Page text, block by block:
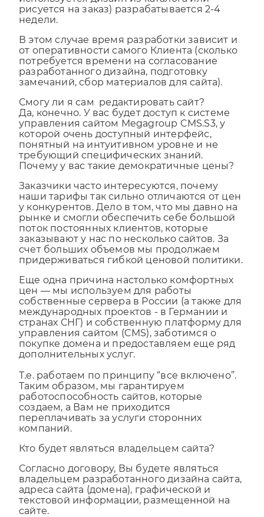
используется дизайн из каталога или
рисуется на заказ) разрабатывается 2-4
В этом случае время разработки зависит и
от оперативности самого Клиента (сколько
потребуется времени на согласование
разработанного дизайна, подготовку
Смогу ли я сам редактировать сайт?
Да, конечно. У вас будет доступ к системе
управления сайтом Megagroup CMS.S3, у
которой очень доступный интерфейс,
понятный на интуитивном уровне и не
требующий специфических знаний.
Заказчики часто интересуются, почему
наши тарифы так сильно отличаются от цен
у конкурентов. Дело в том, что мы давно на
рынке и смогли обеспечить себе большой
поток постоянных клиентов, которые
заказывают у нас по несколько сайтов. За
счет больших объемов мы продолжаем
Еще одна причина настолько комфортных
цен — мы используем для работы
собственные сервера в России (а также для
международных проектов - в Германии и
странах СНГ) и собственную платформу для
управления сайтом (CMS), заботимся о
покупке домена и предоставляем еще ряд
Т.е. работаем по принципу “все включено”.
Таким образом, мы гарантируем
работоспособность сайтов, которые
создаем, а Вам не приходится
переплачивать за услуги сторонних
Согласно договору, Вы будете являться
владельцем разработанного дизайна сайта,
адреса сайта (домена), графической и
текстовой информации, размещенной на